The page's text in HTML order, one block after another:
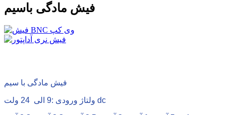
فیش مادگی باسیم
فیش مادگی با سیم
ولتاژ ورودی :9 الی 24 ولت dc